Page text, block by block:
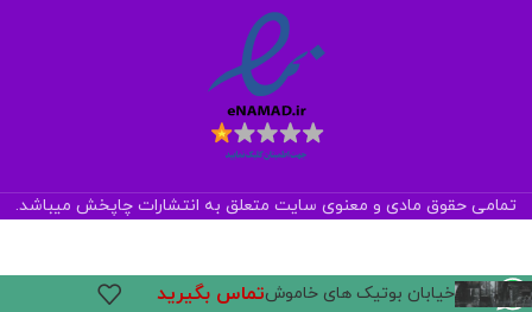
تمامی حقوق مادی و معنوی سایت متعلق به انتشارات چاپخش میباشد.
خیابان بوتیک های خاموشتماس بگیرید